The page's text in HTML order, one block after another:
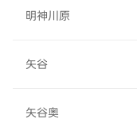
明神川原
矢谷
矢谷奥